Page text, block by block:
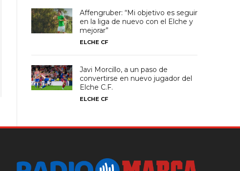
Affengruber: “Mi objetivo es seguir
en la liga de nuevo con el Elche y
mejorar”
ELCHE CF
Javi Morcillo, a un paso de
convertirse en nuevo jugador del
Elche C.F.
ELCHE CF